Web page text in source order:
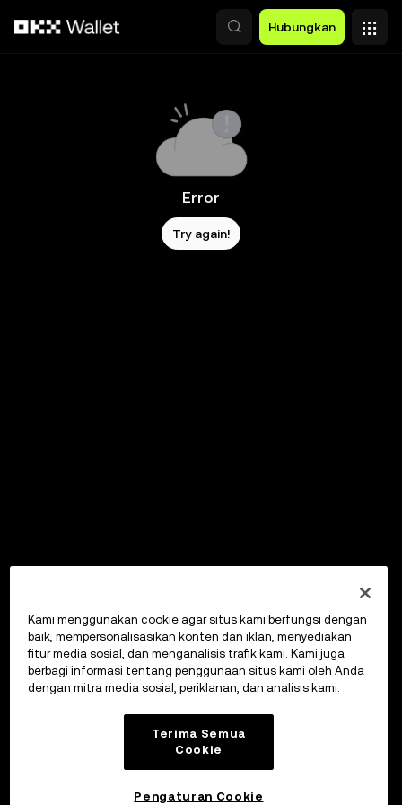
Hubungkan
Error
Try again!
Kami menggunakan cookie agar situs kami berfungsi dengan
baik, mempersonalisasikan konten dan iklan, menyediakan
fitur media sosial, dan menganalisis trafik kami. Kami juga
berbagi informasi tentang penggunaan situs kami oleh Anda
dengan mitra media sosial, periklanan, dan analisis kami.
Terima Semua
Cookie
Pengaturan Cookie